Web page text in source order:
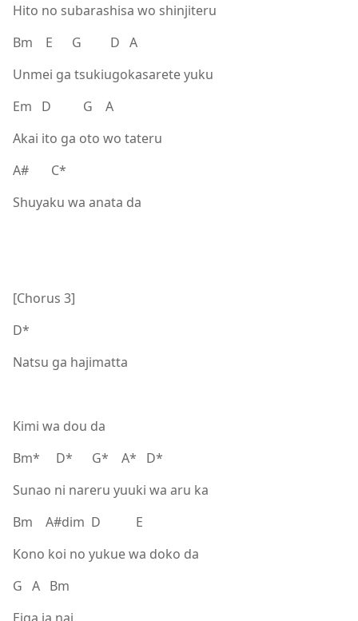
Hito no subarashisa wo shinjiteru
Bm E G D A
Unmei ga tsukiugokasarete yuku
Em D G A
Akai ito ga oto wo tateru
A# C*
Shuyaku wa anata da
[Chorus 3]
D*
Natsu ga hajimatta
Kimi wa dou da
Bm* D* G* A* D*
Sunao ni nareru yuuki wa aru ka
Bm A#dim D E
Kono koi no yukue wa doko da
G A Bm